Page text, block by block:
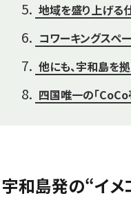
地域を盛り上げる
コワーキングスペ
他にも、宇和島を
四国唯一の「CoCo
宇和島発の“イメ